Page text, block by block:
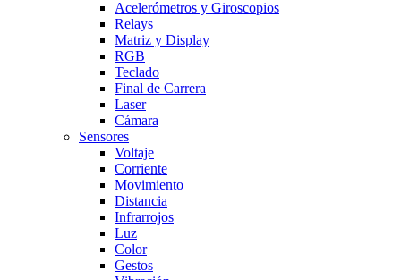
Acelerómetros y Giroscopios
Relays
Matriz y Display
RGB
Teclado
Final de Carrera
Laser
Cámara
Sensores
Voltaje
Corriente
Movimiento
Distancia
Infrarrojos
Luz
Color
Gestos